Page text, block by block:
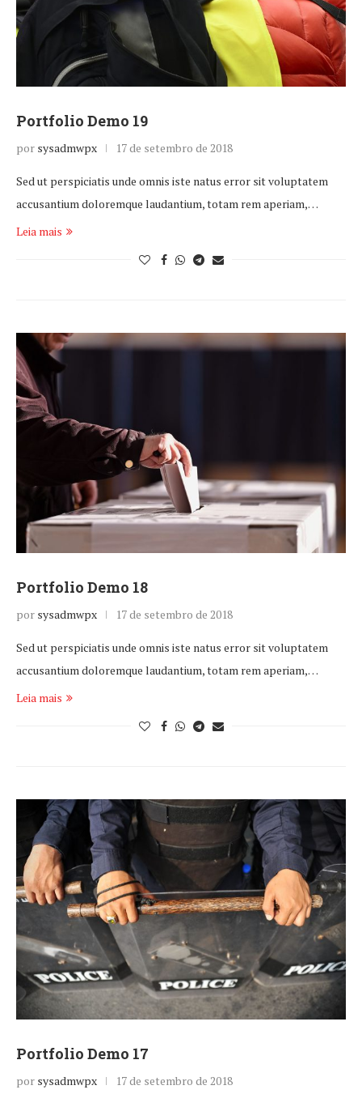
Portfolio Demo 19
por sysadmwpx 17 de setembro de 2018
Sed ut perspiciatis unde omnis iste natus error sit voluptatem
accusantium doloremque laudantium, totam rem aperiam,…
Leia mais
Portfolio Demo 18
por sysadmwpx 17 de setembro de 2018
Sed ut perspiciatis unde omnis iste natus error sit voluptatem
accusantium doloremque laudantium, totam rem aperiam,…
Leia mais
Portfolio Demo 17
por sysadmwpx 17 de setembro de 2018